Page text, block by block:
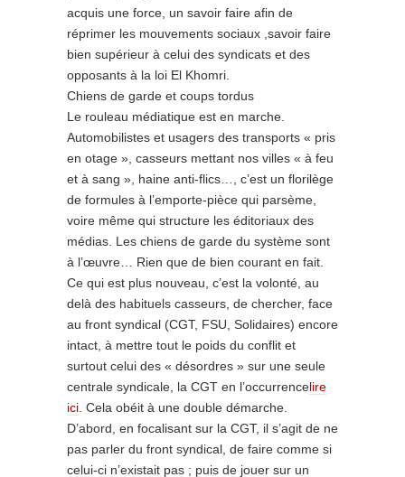
acquis une force, un savoir faire afin de
réprimer les mouvements sociaux ,savoir faire
bien supérieur à celui des syndicats et des
opposants à la loi El Khomri.
Chiens de garde et coups tordus
Le rouleau médiatique est en marche.
Automobilistes et usagers des transports « pris
en otage », casseurs mettant nos villes « à feu
et à sang », haine anti-flics…, c’est un florilège
de formules à l’emporte-pièce qui parsème,
voire même qui structure les éditoriaux des
médias. Les chiens de garde du système sont
à l’œuvre… Rien que de bien courant en fait.
Ce qui est plus nouveau, c’est la volonté, au
delà des habituels casseurs, de chercher, face
au front syndical (CGT, FSU, Solidaires) encore
intact, à mettre tout le poids du conflit et
surtout celui des « désordres » sur une seule
centrale syndicale, la CGT en l’occurrencelire
ici . Cela obéit à une double démarche.
D’abord, en focalisant sur la CGT, il s’agit de ne
pas parler du front syndical, de faire comme si
celui-ci n’existait pas ; puis de jouer sur un